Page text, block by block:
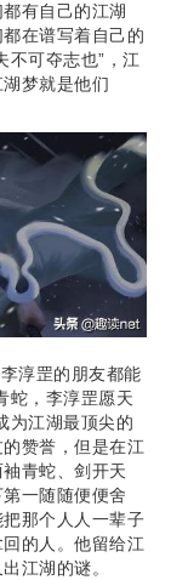
有自己的江湖
在谱写着自己的
不可夺志也”，江
梦就是他们
淳罡的朋友都能
蛇，李淳罡愿天
为江湖最顶尖的
赞誉，但是在江
青蛇、剑开天
一随随便便舍
那个人人一辈子
的人。他留给江
江湖的谜。